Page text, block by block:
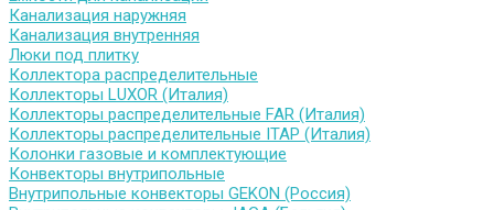
Канализация наружняя
Канализация внутренняя
Люки под плитку
Коллектора распределительные
Коллекторы LUXOR (Италия)
Коллекторы распределительные FAR (Италия)
Коллекторы распределительные ITAP (Италия)
Колонки газовые и комплектующие
Конвекторы внутрипольные
Внутрипольные конвекторы GEKON (Россия)